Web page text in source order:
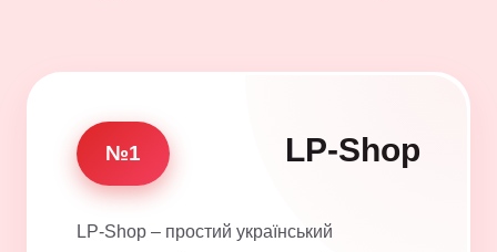
№1 LP-Shop
LP-Shop – простий український